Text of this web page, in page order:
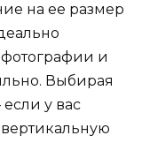
на ее размер
и
Выбирая
у вас